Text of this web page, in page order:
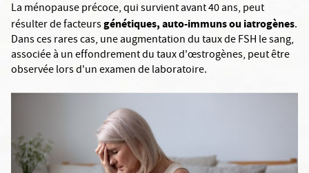
La ménopause précoce, qui survient avant 40 ans, peut
résulter de facteursgénétiques, auto-immuns ou iatrogènes.
Dans ces rares cas, une augmentation du taux de FSH le sang,
associée à un effondrement du taux d'œstrogènes, peut être
observée lors d'un examen de laboratoire.